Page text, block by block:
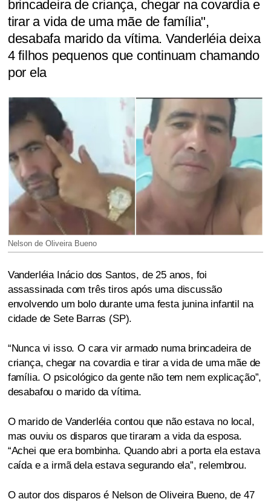
brincadeira de criança, chegar na covardia e
tirar a vida de uma mãe de família",
desabafa marido da vítima. Vanderléia deixa
4 filhos pequenos que continuam chamando
por ela
Nelson de Oliveira Bueno
Vanderléia Inácio dos Santos, de 25 anos, foi
assassinada com três tiros após uma discussão
envolvendo um bolo durante uma festa junina infantil na
cidade de Sete Barras (SP).
“Nunca vi isso. O cara vir armado numa brincadeira de
criança, chegar na covardia e tirar a vida de uma mãe de
família. O psicológico da gente não tem nem explicação”,
desabafou o marido da vítima.
O marido de Vanderléia contou que não estava no local,
mas ouviu os disparos que tiraram a vida da esposa.
“Achei que era bombinha. Quando abri a porta ela estava
caída e a irmã dela estava segurando ela”, relembrou.
O autor dos disparos é Nelson de Oliveira Bueno, de 47